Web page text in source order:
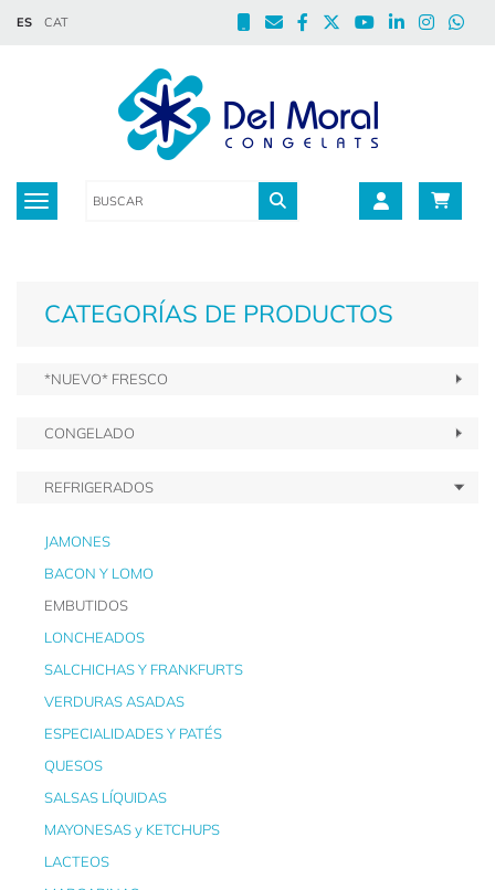
ES CAT
Toggle navigation
CATEGORÍAS DE PRODUCTOS
*NUEVO* FRESCO
CONGELADO
REFRIGERADOS
JAMONES
BACON Y LOMO
EMBUTIDOS
LONCHEADOS
SALCHICHAS Y FRANKFURTS
VERDURAS ASADAS
ESPECIALIDADES Y PATÉS
QUESOS
SALSAS LÍQUIDAS
MAYONESAS y KETCHUPS
LACTEOS